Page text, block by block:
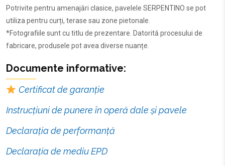
Potrivite pentru amenajări clasice, pavelele SERPENTINO se pot
utiliza pentru curți, terase sau zone pietonale.
*Fotografiile sunt cu titlu de prezentare. Datorită procesului de
fabricare, produsele pot avea diverse nuanțe.
Documente informative:
Certificat de garanție
Instrucțiuni de punere în operă dale și pavele
Declarația de performanță
Declarația de mediu EPD